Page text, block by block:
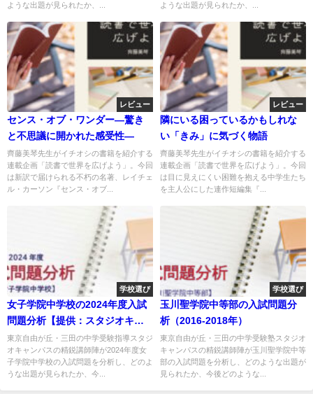
ような出題が見られたか、...
ような出題が見られたか、...
レビュー
センス・オブ・ワンダー―驚き
と不思議に開かれた感受性―
齊藤美琴先生がイチオシの書籍を紹介する
連載企画「読書で世界を広げよう」。今回
は新訳で届けられる不朽の名著、レイチェ
ル・カーソン『センス・オブ...
レビュー
隣にいる困っているかもしれな
い「きみ」に気づく物語
齊藤美琴先生がイチオシの書籍を紹介する
連載企画「読書で世界を広げよう」。今回
は目に見えにくい困難を抱える中学生たち
を主人公にした連作短編集『...
学校選び
女子学院中学校の2024年度入試
問題分析【提供：スタジオキャ
ンパス】
東京自由が丘・三田の中学受験指導スタジ
オキャンパスの精鋭講師陣が2024年度女
子学院中学校の入試問題を分析し、どのよ
うな出題が見られたか、今...
学校選び
玉川聖学院中等部の入試問題分
析（2016-2018年）
東京自由が丘・三田の中学受験塾スタジオ
キャンパスの精鋭講師陣が玉川聖学院中等
部の入試問題を分析し、どのような出題が
見られたか、今後どのような...